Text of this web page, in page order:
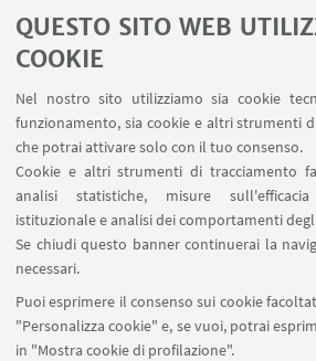
QUESTO SITO WEB
COOKIE
Nel nostro sito utilizziamo sia cookie
funzionamento, sia cookie e altri strumenti
che potrai attivare solo con il tuo consenso.
Cookie e altri strumenti di tracciamento
analisi statistiche, misure
istituzionale e analisi dei comportamenti
Se chiudi questo banner continuerai la
necessari.
Puoi esprimere il consenso sui cookie
"Personalizza cookie" e, se vuoi, potrai
in "Mostra cookie di profilazione".
Contatti
Area riservata
SEGUI IL
SEGUI UNIBO SU: